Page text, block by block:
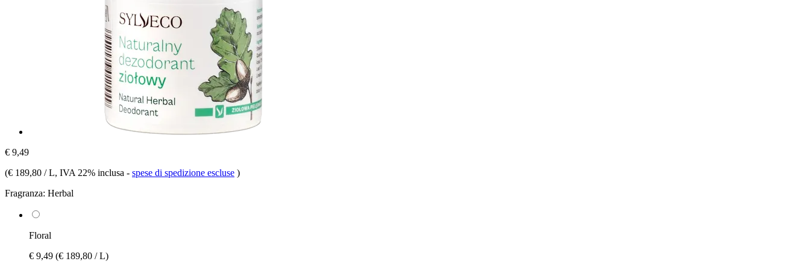
€ 9,49
(€ 189,80 / L, IVA 22% inclusa - spese di spedizione escluse )
Fragranza: Herbal
Floral
€ 9,49 (€ 189,80 / L)